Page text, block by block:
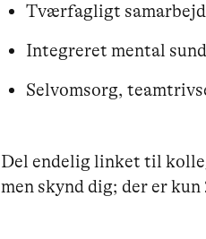
Tværfagligt
Integreret mental
Selvomsorg,
Del endelig linket til
men skynd dig; der er